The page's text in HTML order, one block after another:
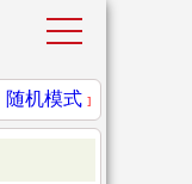
随机模式 ]